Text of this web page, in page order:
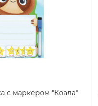
с маркером "Коала"